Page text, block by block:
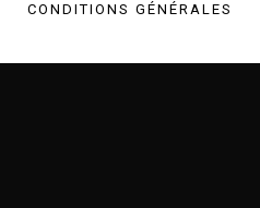
CONDITIONS GÉNÉRALES